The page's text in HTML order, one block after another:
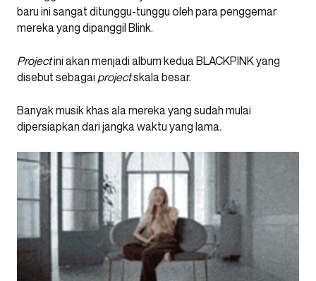
baru ini sangat ditunggu-tunggu oleh para penggemar
mereka yang dipanggil Blink.
Projectini akan menjadi album kedua BLACKPINK yang
disebut sebagai projectskala besar.
Banyak musik khas ala mereka yang sudah mulai
dipersiapkan dari jangka waktu yang lama.